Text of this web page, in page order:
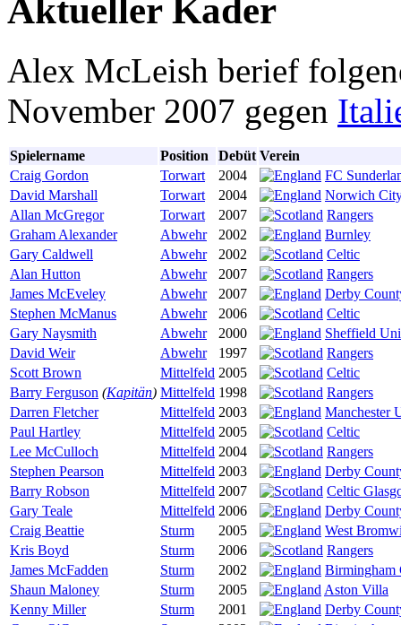
Aktueller Kader
Alex McLeish berief
November 2007 gegen
Spielername Position Debüt Verein
Craig Gordon
Torwart 2004
FC
David Marshall
Torwart 2004
Norwich
Allan McGregor
Torwart 2007
Rangers
Graham Alexander
Abwehr 2002
Burnley
Gary Caldwell
Abwehr 2002
Celtic
Alan Hutton
Abwehr 2007
Rangers
James McEveley
Abwehr 2007
Derby
Stephen McManus
Abwehr 2006
Celtic
Gary Naysmith
Abwehr 2000
Sheffield
David Weir
Abwehr 1997
Rangers
Scott Brown
Mittelfeld 2005
Celtic
Barry Ferguson (Kapitän) Mittelfeld 1998
Rangers
Darren Fletcher
Mittelfeld 2003
Manchester
Paul Hartley
Mittelfeld 2005
Celtic
Lee McCulloch
Mittelfeld 2004
Rangers
Stephen Pearson
Mittelfeld 2003
Derby
Barry Robson
Mittelfeld 2007
Celtic
Gary Teale
Mittelfeld 2006
Derby
Craig Beattie
Sturm 2005
West
Kris Boyd
Sturm 2006
Rangers
James McFadden
Sturm 2002
Birmingham
Shaun Maloney
Sturm 2005
Aston Villa
Kenny Miller
Sturm 2001
Derby